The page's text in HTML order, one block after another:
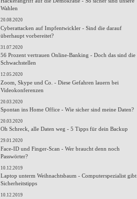
Wahlen
20.08.2020
Cyberattacken auf Impfentwickler - Sind die darauf
überhaupt vorbereitet?
31.07.2020
56 Prozent vertrauen Online-Banking - Doch das sind die
Schwachstellen
12.05.2020
Zoom, Skype und Co. - Diese Gefahren lauern bei
Videokonferenzen
20.03.2020
Spontan ins Home Office - Wie sicher sind meine Daten?
20.03.2020
Oh Schreck, alle Daten weg - 5 Tipps für dein Backup
29.01.2020
Face-ID und Finger-Scan - Wer braucht denn noch
Passwörter?
10.12.2019
Laptop unterm Weihnachtsbaum - Computerspezialist gibt
Sicherheitstipps
10.12.2019